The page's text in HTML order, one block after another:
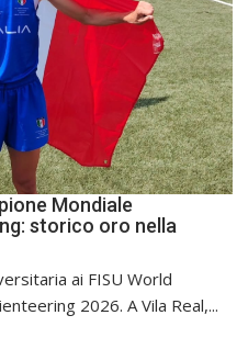
Mondiale
storico oro nella
ai FISU World
2026. A Vila Real,...